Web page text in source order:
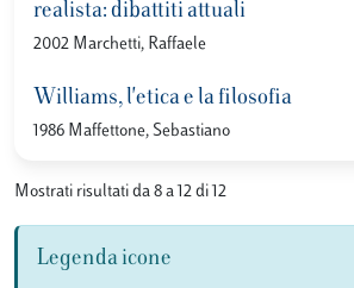
realista: dibattiti attuali
2002 Marchetti, Raffaele
Williams, l'etica e la filosofia
1986 Maffettone, Sebastiano
Mostrati risultati da 8 a 12 di 12
Legenda icone